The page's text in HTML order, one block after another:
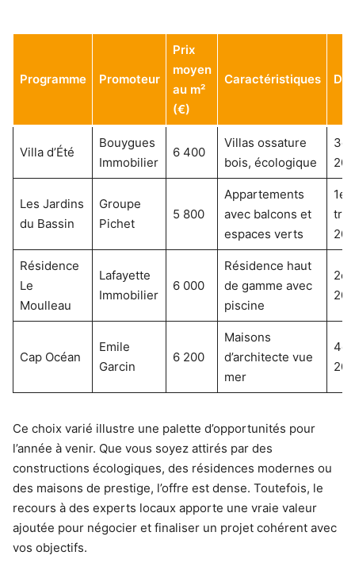
Programme Promoteur
Prix
moyen
au m²
(€)
Caractéristiques
Villa d’Été
Bouygues
Immobilier
6 400
Villas ossature
bois, écologique
3e
Les Jardins
du Bassin
Groupe
Pichet
5 800
Appartements
avec balcons et
espaces verts
1er
Résidence
Le
Moulleau
Lafayette
Immobilier
6 000
Résidence haut
de gamme avec
piscine
2e
Cap Océan
Emile
Garcin
6 200
Maisons
d’architecte vue
mer
4e
Ce choix varié illustre une palette d’opportunités pour
l’année à venir. Que vous soyez attirés par des
constructions écologiques, des résidences modernes ou
des maisons de prestige, l’offre est dense. Toutefois, le
recours à des experts locaux apporte une vraie valeur
ajoutée pour négocier et finaliser un projet cohérent avec
vos objectifs.